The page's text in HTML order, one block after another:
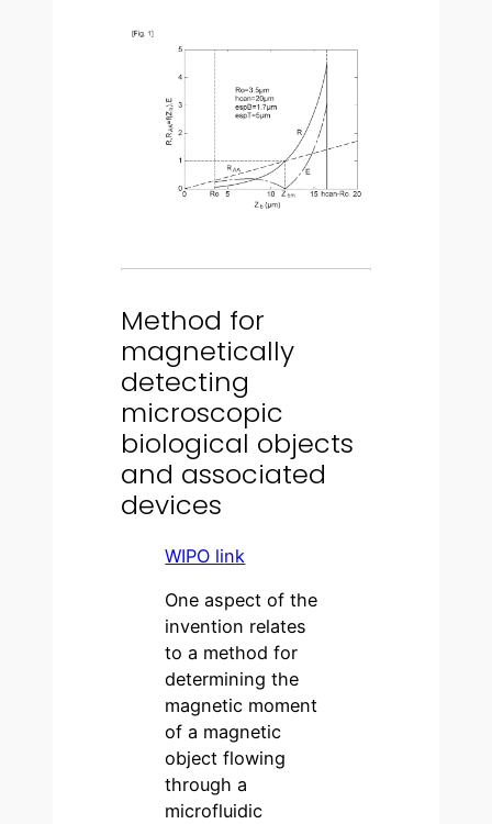
Method for
magnetically
detecting
microscopic
biological objects
and associated
devices
WIPO link
One aspect of the
invention relates
to a method for
determining the
magnetic moment
of a magnetic
object flowing
through a
microfluidic